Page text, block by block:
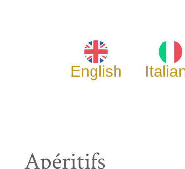
English
Apéritifs